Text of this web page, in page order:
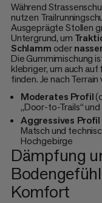
Während
nutzen
Ausgeprägte Stollen
Untergrund, um
Schlamm oder
Die Gummimischung
klebriger, um auch auf
finden. Je nach
Moderates Profil
„Door-to-Trails“
Aggressives Profil
Matsch und
Hochgebirge
Dämpfung
Komfort